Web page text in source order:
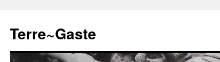
contenu
Terre~Gaste